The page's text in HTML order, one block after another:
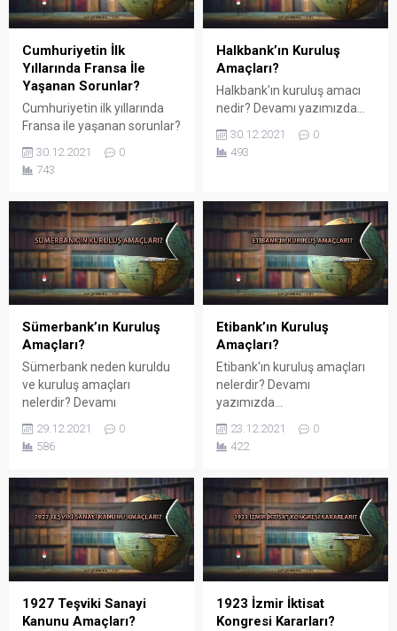
Yardımcısı alınacaktır. 1)
SINAVA GİRİŞ KOŞULLARI:
a) Devlet Memurları
Kanununun 48. maddesinde
yazılı koşulları taşımak,
b) İdari Müfettiş Yardımcılığı
için; Üniversitelerin en...
Cumhuriyetin İlk
Yıllarında Fransa İle
Yaşanan Sorunlar?
Cumhuriyetin ilk yıllarında
Fransa ile yaşanan sorunlar?
30.12.2021
0
743
Halkbank’ın Kuruluş
Amaçları?
Halkbank'ın kuruluş amacı
nedir? Devamı yazımızda...
30.12.2021
0
493
Sümerbank’ın Kuruluş
Amaçları?
Sümerbank neden kuruldu
ve kuruluş amaçları
nelerdir? Devamı
29.12.2021
0
586
Etibank’ın Kuruluş
Amaçları?
Etibank'ın kuruluş amaçları
nelerdir? Devamı
yazımızda...
23.12.2021
0
422
1927 Teşviki Sanayi
Kanunu Amaçları?
1923 İzmir İktisat
Kongresi Kararları?